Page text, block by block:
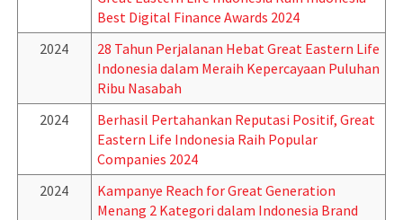
Best Digital Finance Awards 2024
2024
28 Tahun Perjalanan Hebat Great Eastern Life
Indonesia dalam Meraih Kepercayaan Puluhan
Ribu Nasabah
2024
Berhasil Pertahankan Reputasi Positif, Great
Eastern Life Indonesia Raih Popular
Companies 2024
2024
Kampanye Reach for Great Generation
Menang 2 Kategori dalam Indonesia Brand